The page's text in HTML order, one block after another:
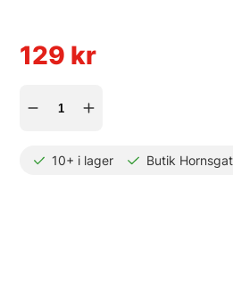
129 kr
10+ i lager Butik